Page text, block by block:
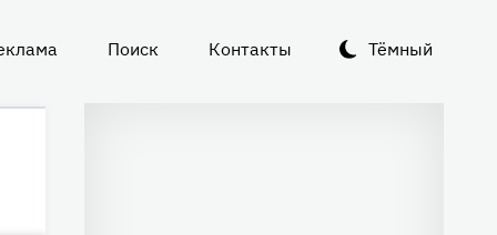
Тёмный
Поиск Контакты